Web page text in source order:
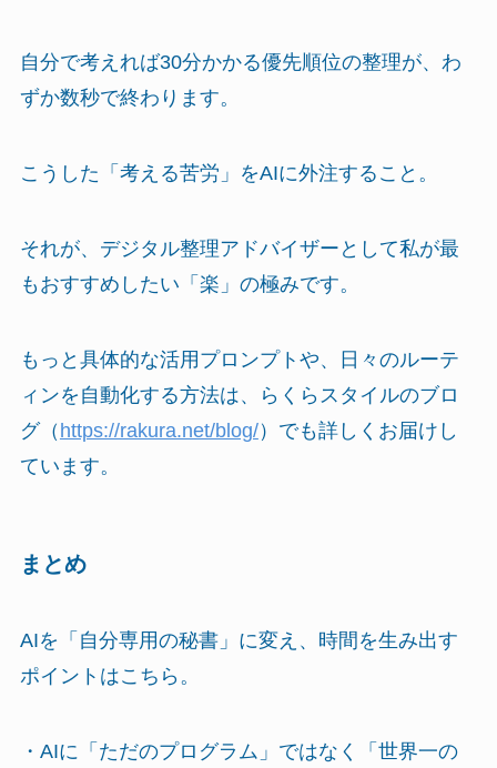
自分で考えれば30分かかる優先順位の整理が、わ
ずか数秒で終わります。
こうした「考える苦労」をAIに外注すること。
それが、デジタル整理アドバイザーとして私が最
もおすすめしたい「楽」の極みです。
もっと具体的な活用プロンプトや、日々のルーテ
ィンを自動化する方法は、らくらスタイルのブロ
グ（ https://rakura.net/blog/）でも詳しくお届けし
ています。
まとめ
AIを「自分専用の秘書」に変え、時間を生み出す
ポイントはこちら。
・AIに「ただのプログラム」ではなく「世界一の